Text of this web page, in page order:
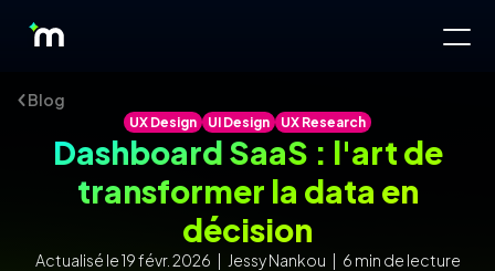
Blog
UX Design UI Design UX Research
Dashboard SaaS : l'art de
transformer la data en
décision
Actualisé le 19 févr. 2026 | Jessy Nankou | 6 min de lecture